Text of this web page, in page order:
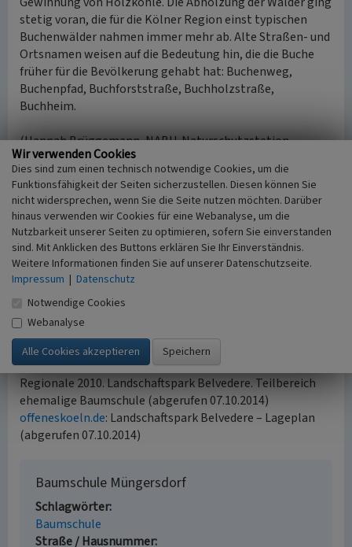
stetig voran, die für die Kölner Region einst typischen
Buchenwälder nahmen immer mehr ab. Alte Straßen- und
Ortsnamen weisen auf die Bedeutung hin, die die Buche
früher für die Bevölkerung gehabt hat: Buchenweg,
Buchenpfad, Buchforststraße, Buchholzstraße,
Buchheim.
(Hannah Brüggemann, NABU-Naturschutzstation
Leverkusen-Köln, 2014)
Quelle
Persönliche Gespräche mit den Herren Michael Hundt und
Jonas Schreibwies über POIs im äußeren Grüngürtel am
11.11.2013 und mit Frau Angelika Burauen über die
FreiLuGa, 20.01.2014.
Internet
www.koelner-festungsbauten.de
Kaiserreich – Zwischenwerk Va Müngersdorf (abgerufen
08.10.2014)
ratsinformation.stadt-koeln.de: Beschlussvorlage –
Regionale 2010. Landschaftspark Belvedere. Teilbereich
ehemalige Baumschule (abgerufen 07.10.2014)
offeneskoeln.de: Landschaftspark Belvedere – Lageplan
(abgerufen 07.10.2014)
Baumschule Müngersdorf
Schlagwörter
Baumschule
Straße / Hausnummer
Wir verwenden Cookies
Dies sind zum einen technisch notwendige Cookies, um die
Funktionsfähigkeit der Seiten sicherzustellen. Diesen können Sie
nicht widersprechen, wenn Sie die Seite nutzen möchten. Darüber
hinaus verwenden wir Cookies für eine Webanalyse, um die
Nutzbarkeit unserer Seiten zu optimieren, sofern Sie einverstanden
sind. Mit Anklicken des Buttons erklären Sie Ihr Einverständnis.
Weitere Informationen finden Sie auf unserer Datenschutzseite.
Impressum | Datenschutz
Notwendige Cookies
Webanalyse